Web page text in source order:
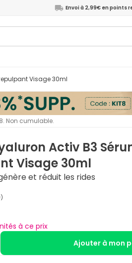
Envoi à 2,99€ en points
Visage 30ml
Non cumulable.
Activ B3
Visage 30ml
et réduit les rides
)
à ce prix
Ajouter à mon